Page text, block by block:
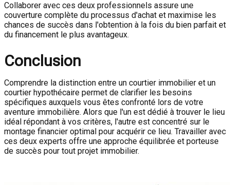
Collaborer avec ces deux professionnels assure une
couverture complète du processus d'achat et maximise les
chances de succès dans l'obtention à la fois du bien parfait et
du financement le plus avantageux.
Conclusion
Comprendre la distinction entre un courtier immobilier et un
courtier hypothécaire permet de clarifier les besoins
spécifiques auxquels vous êtes confronté lors de votre
aventure immobilière. Alors que l'un est dédié à trouver le lieu
idéal répondant à vos critères, l'autre est concentré sur le
montage financier optimal pour acquérir ce lieu. Travailler avec
ces deux experts offre une approche équilibrée et porteuse
de succès pour tout projet immobilier.